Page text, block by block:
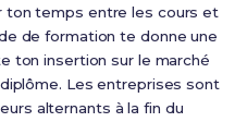
ton temps entre les cours et
de formation te donne une
ton insertion sur le marché
Les entreprises sont
alternants à la fin du